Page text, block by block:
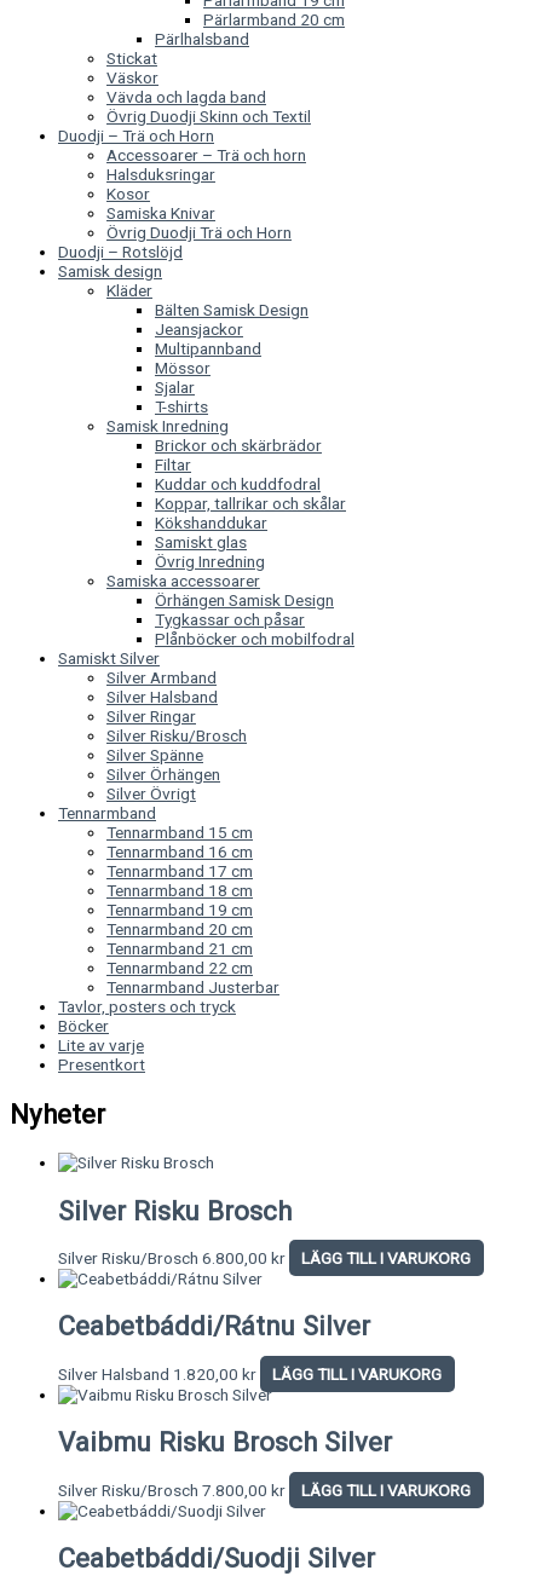
Pärlarmband 20 cm
Pärlhalsband
Stickat
Väskor
Vävda och lagda band
Övrig Duodji Skinn och Textil
Duodji – Trä och Horn
Accessoarer – Trä och horn
Halsduksringar
Kosor
Samiska Knivar
Övrig Duodji Trä och Horn
Duodji – Rotslöjd
Samisk design
Kläder
Bälten Samisk Design
Jeansjackor
Multipannband
Mössor
Sjalar
T-shirts
Samisk Inredning
Brickor och skärbrädor
Filtar
Kuddar och kuddfodral
Koppar, tallrikar och skålar
Kökshanddukar
Samiskt glas
Övrig Inredning
Samiska accessoarer
Örhängen Samisk Design
Tygkassar och påsar
Plånböcker och mobilfodral
Samiskt Silver
Silver Armband
Silver Halsband
Silver Ringar
Silver Risku/Brosch
Silver Spänne
Silver Örhängen
Silver Övrigt
Tennarmband
Tennarmband 15 cm
Tennarmband 16 cm
Tennarmband 17 cm
Tennarmband 18 cm
Tennarmband 19 cm
Tennarmband 20 cm
Tennarmband 21 cm
Tennarmband 22 cm
Tennarmband Justerbar
Tavlor, posters och tryck
Böcker
Lite av varje
Presentkort
Nyheter
Silver Risku Brosch
Silver Risku/Brosch 6.800,00 kr LÄGG TILL I VARUKORG
Ceabetbáddi/Rátnu Silver
Silver Halsband 1.820,00 kr LÄGG TILL I VARUKORG
Vaibmu Risku Brosch Silver
Silver Risku/Brosch 7.800,00 kr LÄGG TILL I VARUKORG
Ceabetbáddi/Suodji Silver